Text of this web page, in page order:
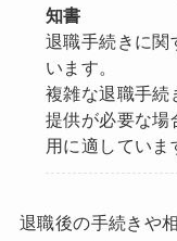
知書
退職手続きに関
います。
複雑な退職手続
提供が必要な場
用に適していま
退職後の手続きや